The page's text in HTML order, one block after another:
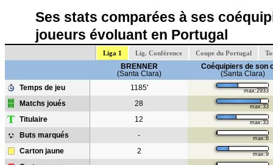
Ses stats comparées à ses
joueurs évoluant en Portugal
Liga 1 Lig. Conférence Coupe du Portugal
BRENNER
(Santa Clara)
Coéquipiers de son
(Santa Clara)
Temps de jeu
1185' max:2933
Matchs joués 28 max:33
T Titulaire 12 max:33
Buts marqués - max:6
Carton jaune 2 max:9